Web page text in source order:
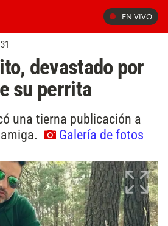
EN VIVO
devastado por
su perrita
una tierna publicación a
Galería de fotos